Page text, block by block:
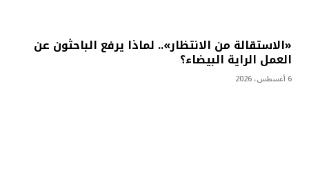
«الاستقالة من الانتظار».. لماذا يرفع الباحثون عن
العمل الراية البيضاء؟
6 أغسطس، 2026